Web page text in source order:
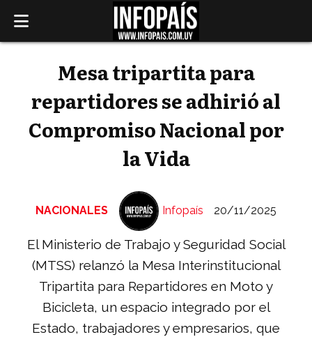
Mesa tripartita para
repartidores se adhirió al
Compromiso Nacional por
la Vida
El Ministerio de Trabajo y Seguridad Social
(MTSS) relanzó la Mesa Interinstitucional
Tripartita para Repartidores en Moto y
Bicicleta, un espacio integrado por el
Estado, trabajadores y empresarios, que
NACIONALES 20/11/2025
Infopaís